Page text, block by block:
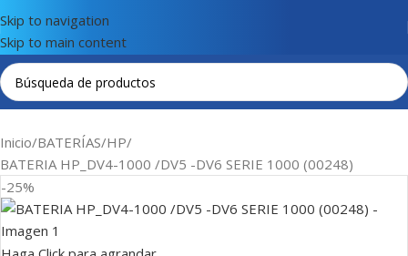
Skip to navigation
Skip to main content
Inicio BATERÍAS HP
BATERIA HP_DV4-1000 /DV5 -DV6 SERIE 1000 (00248)
-25%